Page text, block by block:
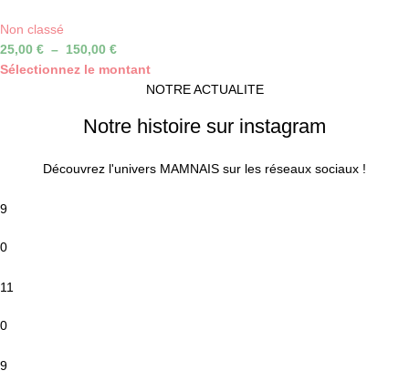
Non classé
25,00 € – 150,00 €
Sélectionnez le montant
NOTRE ACTUALITE
Notre histoire sur instagram
Découvrez l'univers MAMNAIS sur les réseaux sociaux !
9
0
11
0
9